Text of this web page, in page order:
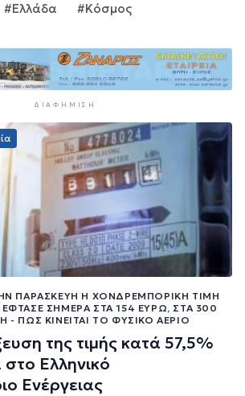
#Ελλάδα #Κόσμος
ΔΙΑΦΉΜΙΣΗ
ΠΑΡΑΣΚΕΥΉ Η ΧΟΝΔΡΕΜΠΟΡΙΚΉ ΤΙΜΉ
ΣΉΜΕΡΑ ΣΤΑ 154 ΕΥΡΏ, ΣΤΑ 300
- ΠΏΣ ΚΙΝΕΊΤΑΙ ΤΟ ΦΥΣΙΚΌ ΑΈΡΙΟ
της τιμής κατά 57,5%
Ελληνικό
Ενέργειας